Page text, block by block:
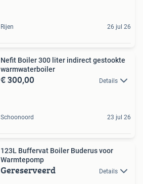
Rijen 26 jul 26
Nefit Boiler 300 liter indirect gestookte
warmwaterboiler
€ 300,00 Details
Schoonoord 23 jul 26
123L Buffervat Boiler Buderus voor
Warmtepomp
Gereserveerd Details